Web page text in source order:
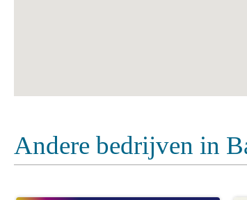
Andere bedrijven in